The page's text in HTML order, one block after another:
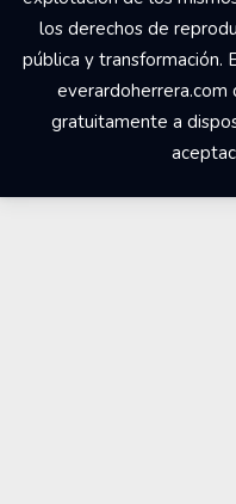
los derechos de
pública y transformación.
everardoherrera.com
gratuitamente a